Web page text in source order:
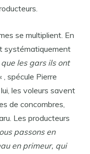
se multiplient. En
systématiquement
que les gars ils ont
, spécule Pierre
les voleurs savent
de concombres,
Les producteurs
passons en
en primeur, qui